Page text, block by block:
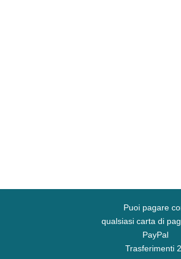
Puoi pagare
qualsiasi carta di
PayPal
Trasferimenti